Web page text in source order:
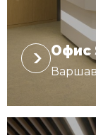
Офис